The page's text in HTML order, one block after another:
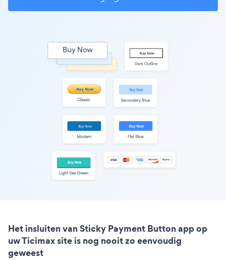
Het insluiten van Sticky Payment Button app op
uw Ticimax site is nog nooit zo eenvoudig
geweest